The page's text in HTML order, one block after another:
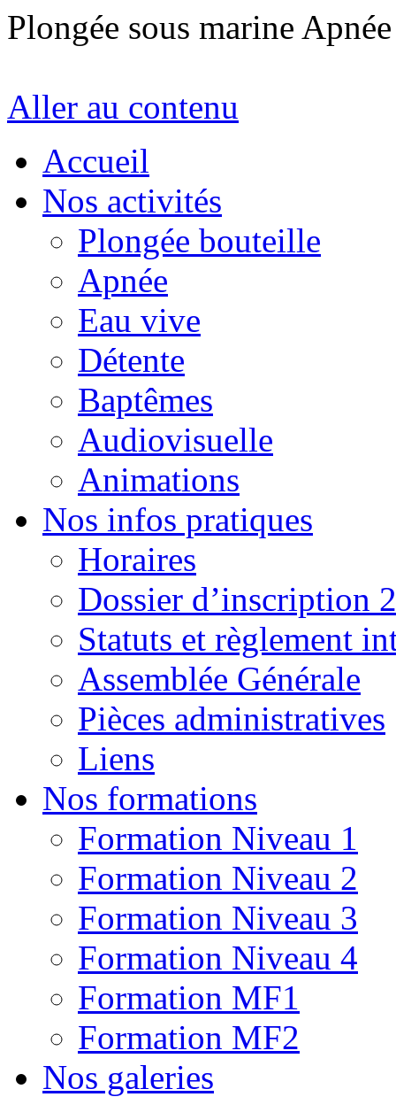
Plongée sous marine
Aller au contenu
Accueil
Nos activités
Plongée bouteille
Apnée
Eau vive
Détente
Baptêmes
Audiovisuelle
Animations
Nos infos pratiques
Horaires
Dossier d’inscription
Statuts et règlement
Assemblée Générale
Pièces administratives
Liens
Nos formations
Formation Niveau 1
Formation Niveau 2
Formation Niveau 3
Formation Niveau 4
Formation MF1
Formation MF2
Nos galeries